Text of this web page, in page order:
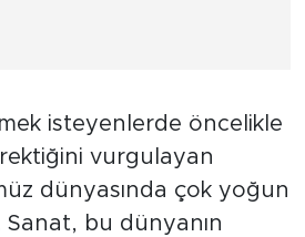
isteyenlerde öncelikle
vurgulayan
dünyasında çok yoğun
Sanat, bu dünyanın